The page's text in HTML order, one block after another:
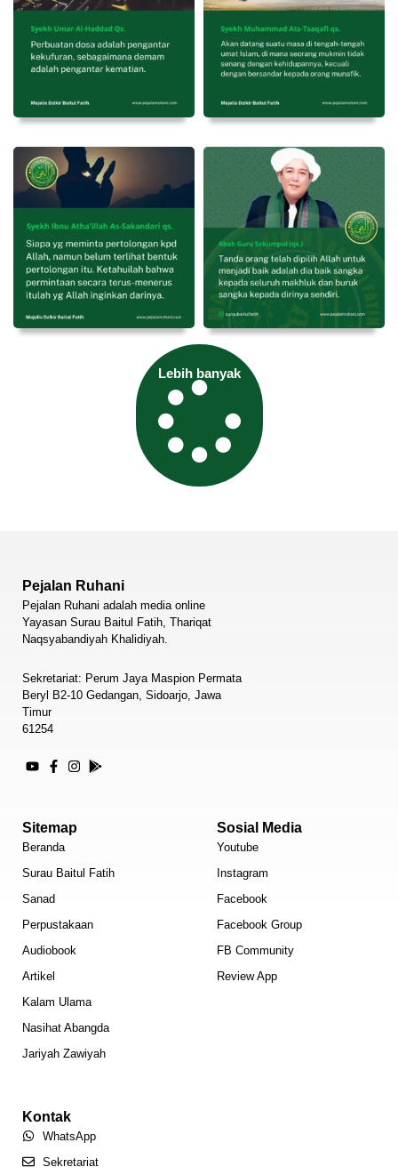
Lebih banyak
Pejalan Ruhani
Pejalan Ruhani adalah media online
Yayasan Surau Baitul Fatih, Thariqat
Naqsyabandiyah Khalidiyah.
Sekretariat: Perum Jaya Maspion Permata
Beryl B2-10 Gedangan, Sidoarjo, Jawa
Timur
61254
Sitemap
Beranda
Surau Baitul Fatih
Sanad
Perpustakaan
Audiobook
Artikel
Kalam Ulama
Nasihat Abangda
Jariyah Zawiyah
Sosial Media
Youtube
Instagram
Facebook
Facebook Group
FB Community
Review App
Kontak
WhatsApp
Sekretariat